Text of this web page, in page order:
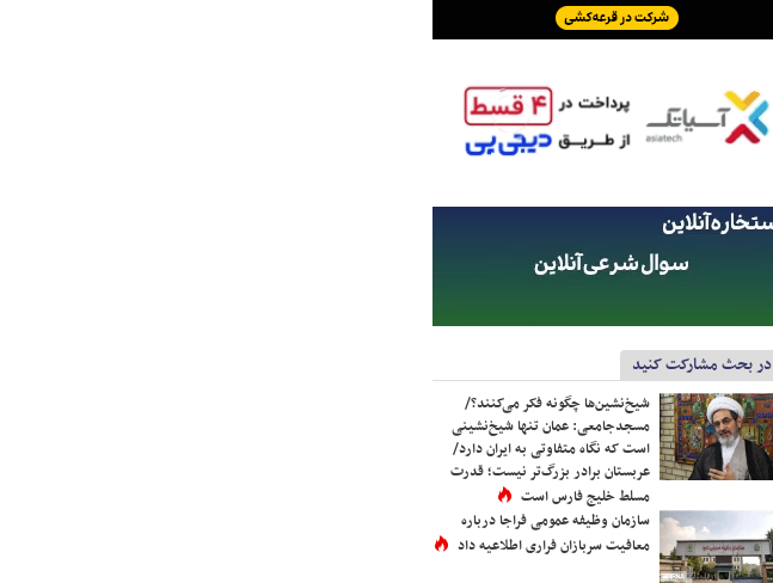
در بحث مشارکت کنید
شیخ‌نشین‌ها چگونه فکر می‌کنند؟/
مسجدجامعی: عمان تنها شیخ‌نشینی
است که نگاه متفاوتی به ایران دارد/
عربستان برادر بزرگ‌تر نیست؛ قدرت
مسلط خلیج فارس است
سازمان وظیفه عمومی فراجا درباره
معافیت سربازان فراری اطلاعیه داد